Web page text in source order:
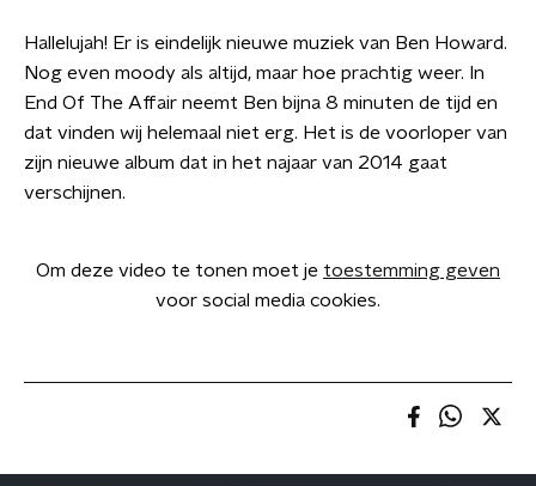
Hallelujah! Er is eindelijk nieuwe muziek van Ben Howard.
Nog even moody als altijd, maar hoe prachtig weer. In
End Of The Affair neemt Ben bijna 8 minuten de tijd en
dat vinden wij helemaal niet erg. Het is de voorloper van
zijn nieuwe album dat in het najaar van 2014 gaat
verschijnen.
Om deze video te tonen moet je toestemming geven
voor social media cookies.